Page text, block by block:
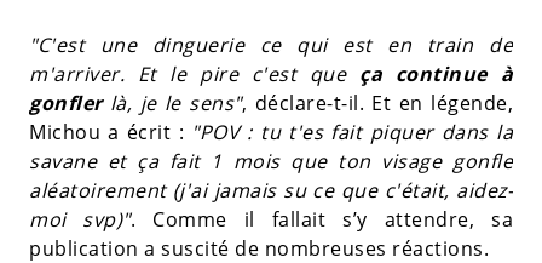
"C'est une dinguerie ce qui est en train de
m'arriver. Et le pire c'est que ça continue à
gonflerlà, je le sens", déclare-t-il. Et en légende,
Michou a écrit : "POV : tu t'es fait piquer dans la
savane et ça fait 1 mois que ton visage gonfle
aléatoirement (j'ai jamais su ce que c'était, aidez-
moi svp)". Comme il fallait s’y attendre, sa
publication a suscité de nombreuses réactions.